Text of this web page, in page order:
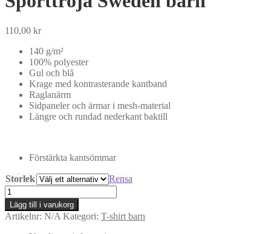
110,00 kr
140 g/m²
100% polyester
Gul och blå
Krage med kontrasterande kantband
Raglanärm
Sidpaneler och ärmar i mesh-material
Längre och rundad nederkant baktill
Förstärkta kantsömmar
Storlek
Rensa
Sporttröja
Sweden
barn
mängd
Lägg till i varukorg
Artikelnr: N/A Kategori: T-shirt barn